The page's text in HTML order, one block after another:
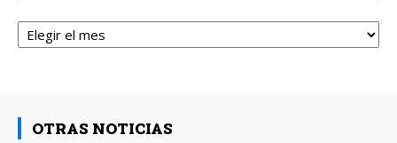
Archivos
OTRAS NOTICIAS